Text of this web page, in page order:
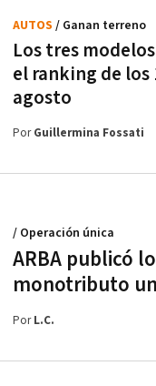
Los tres
el ranking de los
agosto
AUTOS / Ganan terreno
PorGuillermina Fossati
ARBA publicó
monotributo
/ Operación única
PorL.C.